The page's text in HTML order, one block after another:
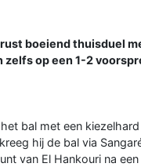
boeiend thuisduel
op een 1-2
bal met een
hij de bal via
van El Hankouri na